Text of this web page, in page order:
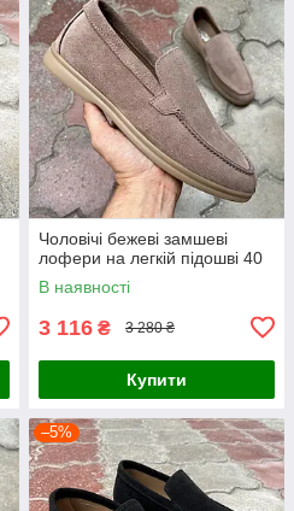
Чоловічі бежеві замшеві
лофери на легкій підошві 40
В наявності
3 116 ₴ 3 280 ₴
Купити
–5%